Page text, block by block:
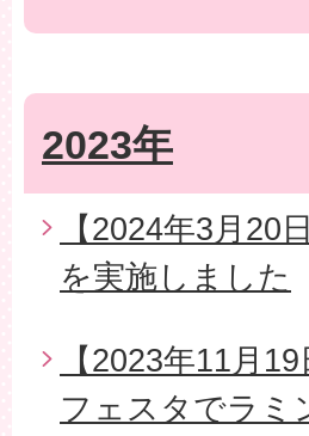
2023年
【2024年3月20
を実施しました
【2023年11月
フェスタでラミ